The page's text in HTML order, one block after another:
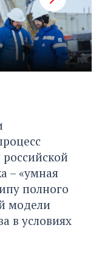
– «умная
полного
модели
в условиях